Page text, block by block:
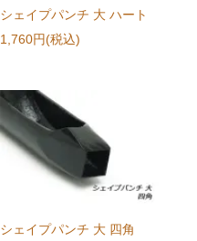
シェイプパンチ 大 ハート
1,760円(税込)
シェイプパンチ 大 四角